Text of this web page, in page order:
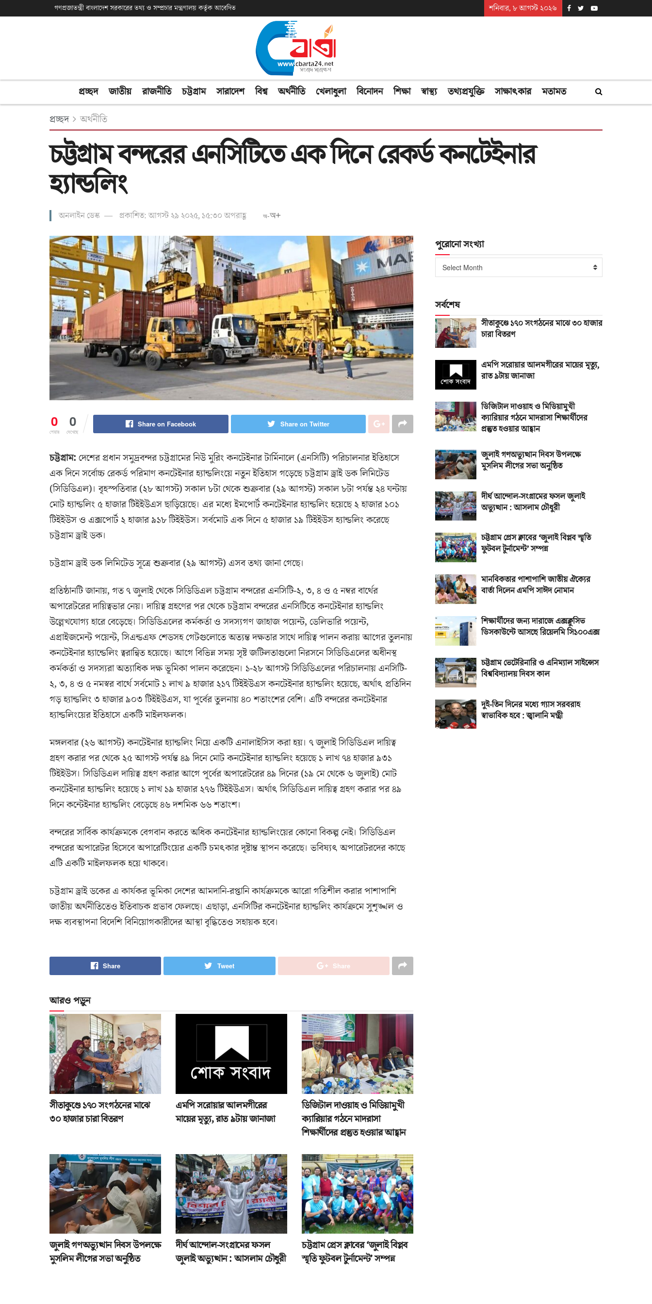
গণপ্রজাতন্ত্রী বাংলাদেশ সরকারের তথ্য ও সম্প্রচার মন্ত্রণালয় কর্তৃক আবেদিত শনিবার, ৮ আগস্ট ২০২৬
প্রচ্ছদ জাতীয় রাজনীতি চট্টগ্রাম সারাদেশ বিশ্ব অর্থনীতি খেলাধুলা বিনোদন শিক্ষা স্বাস্থ্য তথ্যপ্রযুক্তি সাক্ষাৎকার মতামত
প্রচ্ছদ অর্থনীতি
চট্টগ্রাম বন্দরের এনসিটিতে এক দিনে রেকর্ড কনটেইনার
হ্যান্ডলিং
অনলাইন ডেস্ক প্রকাশিত: আগস্ট ২৯ ২০২৫, ১৫:৩০ অপরাহ্ণ অ-অ+
0
শেয়ার
0
দেখেছে
Share on Facebook Share on Twitter
চট্টগ্রাম: দেশের প্রধান সমুদ্রবন্দর চট্টগ্রামের নিউ মুরিং কনটেইনার টার্মিনালে (এনসিটি) পরিচালনার ইতিহাসে
এক দিনে সর্বোচ্চ রেকর্ড পরিমাণ কনটেইনার হ্যান্ডলিংয়ে নতুন ইতিহাস গড়েছে চট্টগ্রাম ড্রাই ডক লিমিটেড
(সিডিডিএল)। বৃহস্পতিবার (২৮ আগস্ট) সকাল ৮টা থেকে শুক্রবার (২৯ আগস্ট) সকাল ৮টা পর্যন্ত ২৪ ঘন্টায়
মোট হ্যান্ডলিং ৫ হাজার টিইইউএস ছাড়িয়েছে। এর মধ্যে ইমপোর্ট কনটেইনার হ্যান্ডলিং হয়েছে ২ হাজার ১০১
টিইইউস ও এক্সপোর্ট ২ হাজার ৯১৮ টিইইউস। সর্বমোট এক দিনে ৫ হাজার ১৯ টিইইউস হ্যান্ডলিং করেছে
চট্টগ্রাম ড্রাই ডক।
চট্টগ্রাম ড্রাই ডক লিমিটেড সূত্রে শুক্রবার (২৯ আগস্ট) এসব তথ্য জানা গেছে।
প্রতিষ্ঠানটি জানায়, গত ৭ জুলাই থেকে সিডিডিএল চট্টগ্রাম বন্দরের এনসিটি-২, ৩, ৪ ও ৫ নম্বর বার্থের
অপারেটরের দায়িত্বভার নেয়। দায়িত্ব গ্রহণের পর থেকে চট্টগ্রাম বন্দরের এনসিটিতে কনটেইনার হ্যান্ডলিং
উল্লেখযোগ্য হারে বেড়েছে। সিডিডিএলের কর্মকর্তা ও সদস্যগণ জাহাজ পয়েন্ট, ডেলিভারি পয়েন্ট,
এপ্রাইজমেন্ট পয়েন্ট, সিএন্ডএফ শেডসহ গেটগুলোতে অত্যন্ত দক্ষতার সাথে দায়িত্ব পালন করায় আগের তুলনায়
কনটেইনার হ্যান্ডেলিং ত্বরান্বিত হয়েছে। আগে বিভিন্ন সময় সৃষ্ট জটিলতাগুলো নিরসনে সিডিডিএলের অধীনস্থ
কর্মকর্তা ও সদস্যরা অত্যাধিক দক্ষ ভূমিকা পালন করেছেন। ১-২৮ আগস্ট সিডিডিএলের পরিচালনায় এনসিটি-
২, ৩, ৪ ও ৫ নমস্বর বার্থে সর্বমোট ১ লাখ ৯ হাজার ২১৭ টিইইউএস কনটেইনার হ্যান্ডলিং হয়েছে, অর্থাৎ প্রতিদিন
গড় হ্যান্ডলিং ৩ হাজার ৯০৩ টিইইউএস, যা পূর্বের তুলনায় ৪০ শতাংশের বেশি। এটি বন্দরের কনটেইনার
হ্যান্ডলিংয়ের ইতিহাসে একটি মাইলফলক।
মঙ্গলবার (২৬ আগস্ট) কনটেইনার হ্যান্ডলিং নিয়ে একটি এনালাইসিস করা হয়। ৭ জুলাই সিডিডিএল দায়িত্ব
গ্রহণ করার পর থেকে ২৫ আগস্ট পর্যন্ত ৪৯ দিনে মোট কনটেইনার হ্যান্ডলিং হয়েছে ১ লাখ ৭৪ হাজার ৯৩১
টিইইউস। সিডিডিএল দায়িত্ব গ্রহণ করার আগে পূর্বের অপারেটরের ৪৯ দিনের (১৯ মে থেকে ৬ জুলাই) মোট
কনটেইনার হ্যান্ডলিং হয়েছে ১ লাখ ১৯ হাজার ২৭৬ টিইইউএস। অর্থাৎ সিডিডিএল দায়িত্ব গ্রহণ করার পর ৪৯
দিনে কন্টেইনার হ্যান্ডলিং বেড়েছে ৪৬ দশমিক ৬৬ শতাংশ।
বন্দরের সার্বিক কার্যক্রমকে বেগবান করতে অধিক কনটেইনার হ্যান্ডলিংয়ের কোনো বিকল্প নেই। সিডিডিএল
বন্দরের অপারেটর হিসেবে অপারেটিংয়ের একটি চমৎকার দৃষ্টান্ত স্থাপন করেছে। ভবিষ্যৎ অপারেটরদের কাছে
এটি একটি মাইলফলক হয়ে থাকবে।
চট্টগ্রাম ড্রাই ডকের এ কার্যকর ভূমিকা দেশের আমদানি-রপ্তানি কার্যক্রমকে আরো গতিশীল করার পাশাপাশি
জাতীয় অর্থনীতিতেও ইতিবাচক প্রভাব ফেলছে। এছাড়া, এনসিটির কনটেইনার হ্যান্ডলিং কার্যক্রমে সুশৃঙ্খল ও
দক্ষ ব্যবস্থাপনা বিদেশি বিনিয়োগকারীদের আস্থা বৃদ্ধিতেও সহায়ক হবে।
Share Tweet Share
আরও পড়ুন
সীতাকুণ্ডে ১৭০ সংগঠনের মাঝে
৩০ হাজার চারা বিতরণ
এমপি সরোয়ার আলমগীরের
মায়ের মৃত্যু, রাত ৯টায় জানাজা
ডিজিটাল দাওয়াহ ও মিডিয়ামুখী
ক্যারিয়ার গঠনে মাদরাসা
শিক্ষার্থীদের প্রস্তুত হওয়ার আহ্বান
জুলাই গণঅভ্যুত্থান দিবস উপলক্ষে
মুসলিম লীগের সভা অনুষ্ঠিত
দীর্ঘ আন্দোল-সংগ্রামের ফসল
জুলাই অভ্যুত্থান : আসলাম চৌধুরী
চট্টগ্রাম প্রেস ক্লাবের ‘জুলাই বিপ্লব
স্মৃতি ফুটবল টুর্নামেন্ট’ সম্পন্ন
পুরোনো সংখ্যা
পুরোনো
সংখ্যা
Select Month
সর্বশেষ
সীতাকুণ্ডে ১৭০ সংগঠনের মাঝে ৩০ হাজার
চারা বিতরণ
এমপি সরোয়ার আলমগীরের মায়ের মৃত্যু,
রাত ৯টায় জানাজা
ডিজিটাল দাওয়াহ ও মিডিয়ামুখী
ক্যারিয়ার গঠনে মাদরাসা শিক্ষার্থীদের
প্রস্তুত হওয়ার আহ্বান
জুলাই গণঅভ্যুত্থান দিবস উপলক্ষে
মুসলিম লীগের সভা অনুষ্ঠিত
দীর্ঘ আন্দোল-সংগ্রামের ফসল জুলাই
অভ্যুত্থান : আসলাম চৌধুরী
চট্টগ্রাম প্রেস ক্লাবের ‘জুলাই বিপ্লব স্মৃতি
ফুটবল টুর্নামেন্ট’ সম্পন্ন
মানবিকতার পাশাপাশি জাতীয় ঐক্যের
বার্তা দিলেন এমপি সাঈদ নোমান
শিক্ষার্থীদের জন্য দারাজে এক্সক্লুসিভ
ডিসকাউন্টে আসছে রিয়েলমি সি১০০এক্স
চট্টগ্রাম ভেটেরিনারি ও এনিম্যাল সাইন্সেস
বিশ্ববিদ্যালয় দিবস কাল
দুই-তিন দিনের মধ্যে গ্যাস সরবরাহ
স্বাভাবিক হবে : জ্বালানি মন্ত্রী